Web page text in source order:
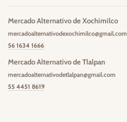
Mercado Alternativo de Xochimilco
mercadoalternativodexochimilco@gmail.com
56 1634 1666
Mercado Alternativo de Tlalpan
mercadoalternativodetlalpan@gmail.com
55 4451 8619